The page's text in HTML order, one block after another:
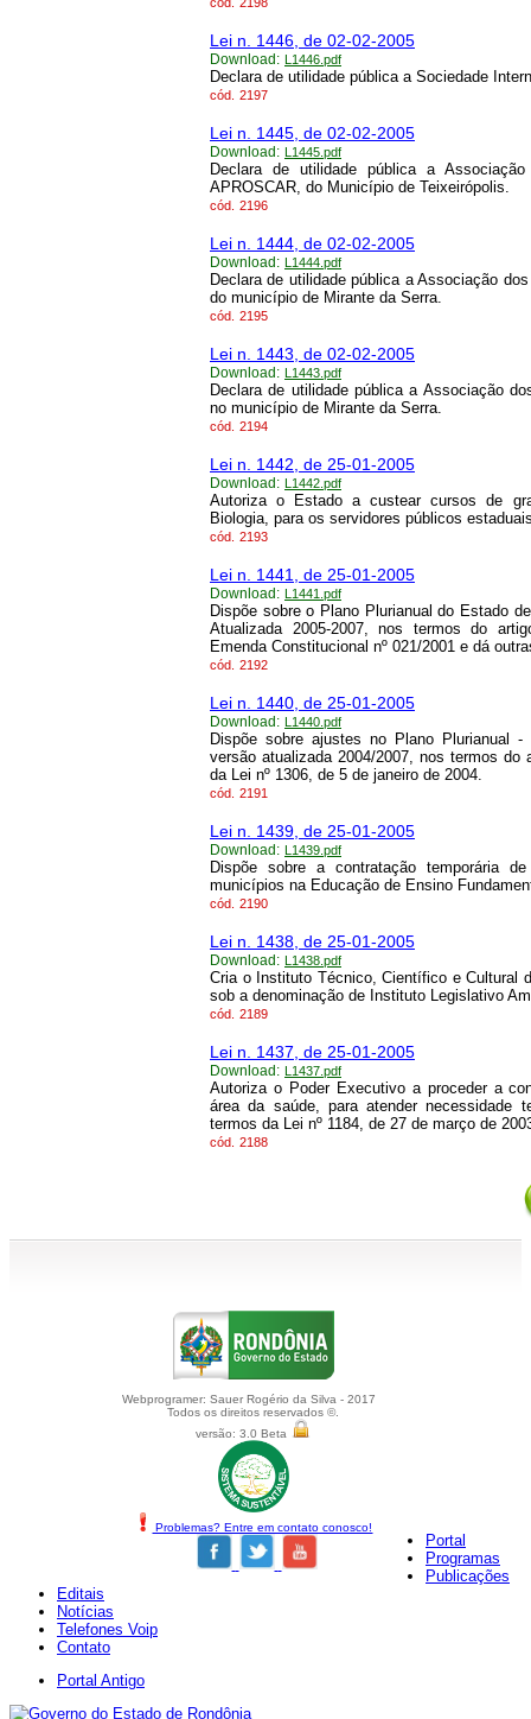
cód. 2198
Lei n. 1446, de 02-02-2005
Download: L1446.pdf
Declara de utilidade pública a Sociedade
cód. 2197
Lei n. 1445, de 02-02-2005
Download: L1445.pdf
Declara de utilidade pública a
APROSCAR, do Município de Teixeirópolis.
cód. 2196
Lei n. 1444, de 02-02-2005
Download: L1444.pdf
Declara de utilidade pública a Associação
do município de Mirante da Serra.
cód. 2195
Lei n. 1443, de 02-02-2005
Download: L1443.pdf
Declara de utilidade pública a Associação
no município de Mirante da Serra.
cód. 2194
Lei n. 1442, de 25-01-2005
Download: L1442.pdf
Autoriza o Estado a custear cursos de
Biologia, para os servidores públicos
cód. 2193
Lei n. 1441, de 25-01-2005
Download: L1441.pdf
Dispõe sobre o Plano Plurianual do Estado
Atualizada 2005-2007, nos termos do
Emenda Constitucional nº 021/2001 e dá
cód. 2192
Lei n. 1440, de 25-01-2005
Download: L1440.pdf
Dispõe sobre ajustes no Plano Plurianual
versão atualizada 2004/2007, nos termos
da Lei nº 1306, de 5 de janeiro de 2004.
cód. 2191
Lei n. 1439, de 25-01-2005
Download: L1439.pdf
Dispõe sobre a contratação temporária
municípios na Educação de Ensino
cód. 2190
Lei n. 1438, de 25-01-2005
Download: L1438.pdf
Cria o Instituto Técnico, Científico e Cultural
sob a denominação de Instituto Legislativo
cód. 2189
Lei n. 1437, de 25-01-2005
Download: L1437.pdf
Autoriza o Poder Executivo a proceder a
área da saúde, para atender necessidade
termos da Lei nº 1184, de 27 de março de
cód. 2188
Webprogramer: Sauer Rogério da Silva - 2017
Todos os direitos reservados ©.
versão: 3.0 Beta
Problemas? Entre em contato conosco!
Portal
Programas
Publicações
Editais
Notícias
Telefones Voip
Contato
Portal Antigo